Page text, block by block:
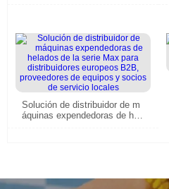
tráfico
Solución de distribuidor de m
áquinas expendedoras de hel